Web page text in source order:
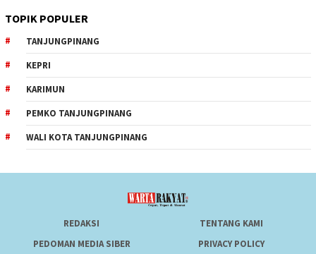
TOPIK POPULER
TANJUNGPINANG
KEPRI
KARIMUN
PEMKO TANJUNGPINANG
WALI KOTA TANJUNGPINANG
REDAKSI
TENTANG KAMI
PEDOMAN MEDIA SIBER
PRIVACY POLICY